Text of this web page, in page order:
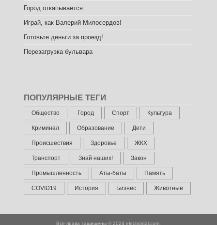
Город откапывается
Играй, как Валерий Милосердов!
Готовьте деньги за проезд!
Перезагрузка бульвара
ПОПУЛЯРНЫЕ ТЕГИ
Общество Город Спорт Культура
Криминал Образование Дети
Происшествия Здоровье ЖКХ
Транспорт Знай наших! Закон
Промышленность Аты-баты Память
COVID19 История Бизнес Животные
Все права защищены © 2024 electrostal.com.